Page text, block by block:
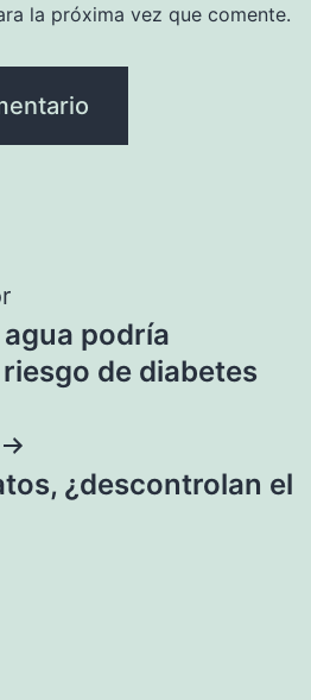
la próxima vez que comente.
podría
de diabetes
¿descontrolan el